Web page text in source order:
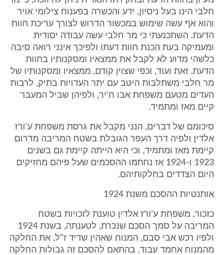
חלבי הינו בעל ניסיון, ידע והכשרה בפענוח צילומי אויר
והוא אף עשה שימוש במכשור הדרוש לצורך עריכת חוות
הדעת. השתכנעתי כי מר חלבי עשה עבודה יסודית
ומעמיקה בעת הכנת חוות דעתו ולפיכך אינני רואה סיבה
כלשהי מדוע לא לקבל את ממצאיו ומסקנותיו בחוות
הדעת. זאת ועוד, וכפי שצוין קודם, ממצאיו ומסקנותיו של
מר חלבי משתלבות היטב עם יתר העדויות בתיק, לרבות
העדים מטעם משפחת אבו ח'יר, ולפיהן שביל המעבר
קיים מאז ומתמיד.
סיכומם של דברים, הנני מקבל את גרסת משפחת ע'ורז
אלדין ולפיה דרך העפר הגובלת בשטח המריבה מדרום
קיימת מאז ומתמיד, וכי היא הייתה קיימת גם בשנים
1923 ו-1924 אז נחתמו ההסכמים שעל פיהם מחזיקים
היום הצדדים בחלקותיהם.
אותנטיות ההסכם משנת 1924
כזכור, משפחת ע'ורז אלדין טוענת לזכויות בשטח
המריבה על סמך הסכם שנכרת, לטענתה, בשנת 1924
ולפיו רכש אבי סבם, המנוח שאהין שדיד ז"ל, את החלקה
מהמנוח אחמד עבוד. בהתאם להסכם זה גבולות החלקה